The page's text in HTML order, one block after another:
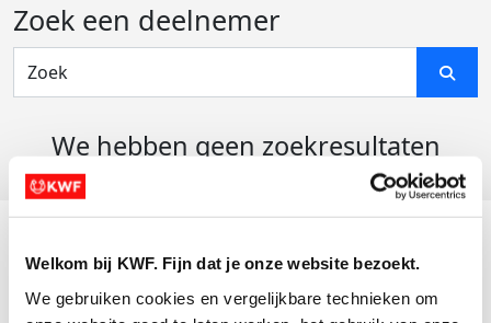
Welkom bij KWF. Fijn dat je onze website bezoekt.
We gebruiken cookies en vergelijkbare technieken om
Zoek een deelnemer
We hebben geen zoekresultaten
Actiematerialen
Evenementen